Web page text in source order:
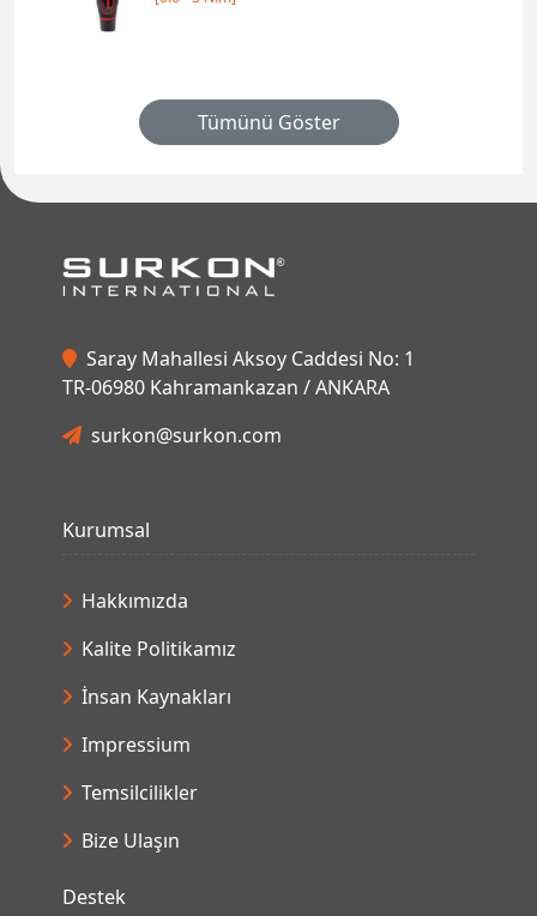
Tümünü Göster
Saray Mahallesi Aksoy Caddesi No: 1
TR-06980 Kahramankazan / ANKARA
surkon@surkon.com
Kurumsal
Hakkımızda
Kalite Politikamız
İnsan Kaynakları
Impressium
Temsilcilikler
Bize Ulaşın
Destek